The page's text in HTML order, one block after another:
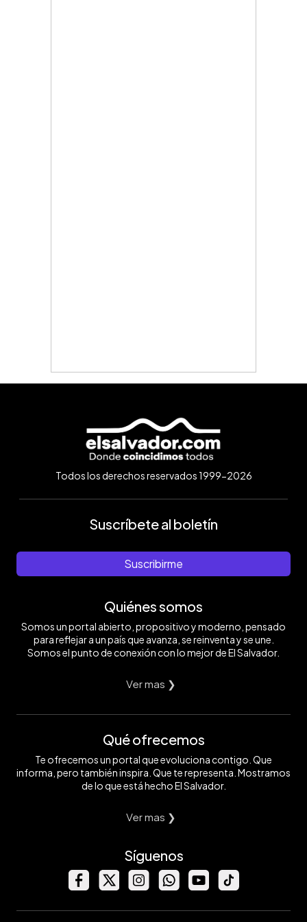
Todos los derechos reservados 1999-2026
Suscríbete al boletín
Suscribirme
Quiénes somos
Somos un portal abierto, propositivo y moderno, pensado
para reflejar a un país que avanza, se reinventa y se une.
Somos el punto de conexión con lo mejor de El Salvador.
Ver mas ❯
Qué ofrecemos
Te ofrecemos un portal que evoluciona contigo. Que
informa, pero también inspira. Que te representa. Mostramos
de lo que está hecho El Salvador.
Ver mas ❯
Síguenos